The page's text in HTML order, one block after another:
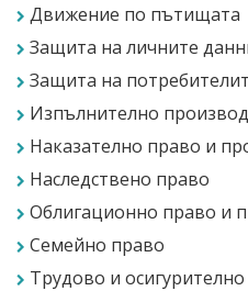
Движение по пътищата
Защита на личните
Защита на
Изпълнително
Наказателно право и
Наследствено право
Облигационно право и
Семейно право
Трудово и